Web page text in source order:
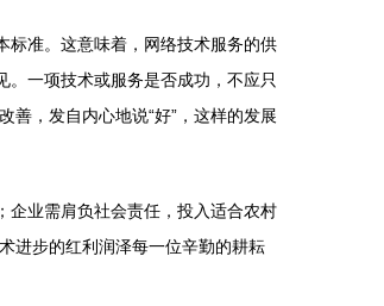
标准。这意味着，网络技术服务的供
一项技术或服务是否成功，不应只
，发自内心地说“好”，这样的发展
企业需肩负社会责任，投入适合农村
进步的红利润泽每一位辛勤的耕耘